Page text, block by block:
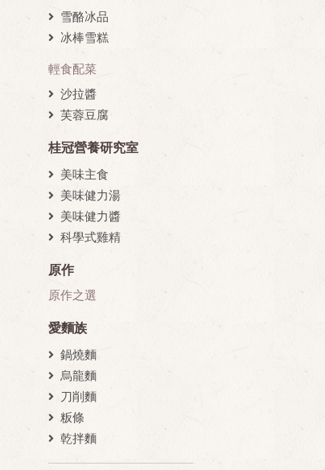
雪酪冰品
冰棒雪糕
輕食配菜
沙拉醬
芙蓉豆腐
桂冠營養研究室
美味主食
美味健力湯
美味健力醬
科學式雞精
原作
原作之選
愛麵族
鍋燒麵
烏龍麵
刀削麵
粄條
乾拌麵